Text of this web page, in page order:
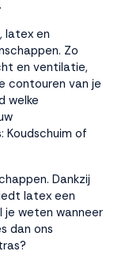
latex en
Zo
en ventilatie,
contouren van je
welke
Koudschuim of
Dankzij
latex een
weten wanneer
dan ons